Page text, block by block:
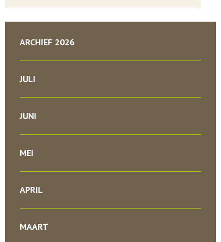
ARCHIEF 2026
JULI
JUNI
MEI
APRIL
MAART